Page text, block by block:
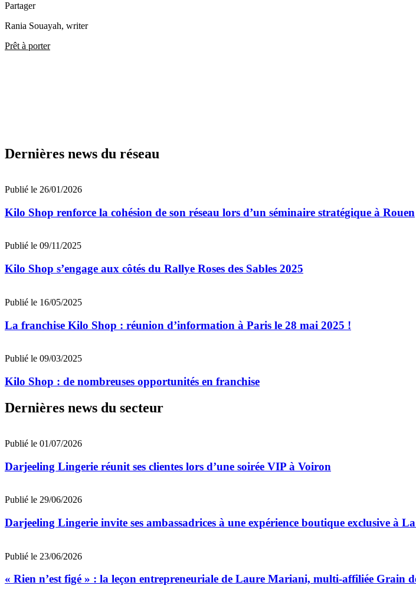
Partager
Rania Souayah, writer
Prêt à porter
Dernières news du réseau
Publié le 26/01/2026
Kilo Shop renforce la cohésion de son réseau lors d’un séminaire stratégique à Rouen
Publié le 09/11/2025
Kilo Shop s’engage aux côtés du Rallye Roses des Sables 2025
Publié le 16/05/2025
La franchise Kilo Shop : réunion d’information à Paris le 28 mai 2025 !
Publié le 09/03/2025
Kilo Shop : de nombreuses opportunités en franchise
Dernières news du secteur
Publié le 01/07/2026
Darjeeling Lingerie réunit ses clientes lors d’une soirée VIP à Voiron
Publié le 29/06/2026
Darjeeling Lingerie invite ses ambassadrices à une expérience boutique exclusive à
Publié le 23/06/2026
« Rien n’est figé » : la leçon entrepreneuriale de Laure Mariani, multi-affiliée Grain